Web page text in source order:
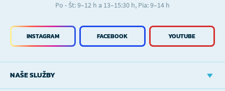
NAŠE SLUŽBY
INSTAGRAM FACEBOOK YOUTUBE
Po - Št: 9–12 h a 13–15:30 h, Pia: 9–14 h